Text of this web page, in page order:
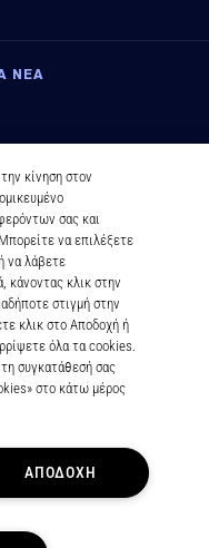
ΝΕΑ
κίνηση στον
σας και
να επιλέξετε
να λάβετε
κάνοντας κλικ στην
στιγμή στην
κλικ στο Αποδοχή ή
όλα τα cookies.
συγκατάθεσή σας
στο κάτω μέρος
ΑΠΟΔΟΧΗ